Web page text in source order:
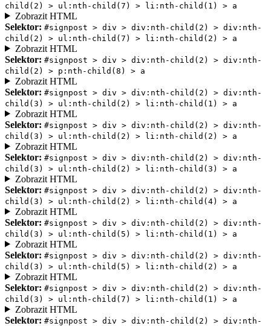
child(2) > ul:nth-child(7) > li:nth-child(1) > a
Zobrazit HTML
Selektor: #signpost > div > div:nth-child(2) > div:nth-
child(2) > ul:nth-child(7) > li:nth-child(2) > a
Zobrazit HTML
Selektor: #signpost > div > div:nth-child(2) > div:nth-
child(2) > p:nth-child(8) > a
Zobrazit HTML
Selektor: #signpost > div > div:nth-child(2) > div:nth-
child(3) > ul:nth-child(2) > li:nth-child(1) > a
Zobrazit HTML
Selektor: #signpost > div > div:nth-child(2) > div:nth-
child(3) > ul:nth-child(2) > li:nth-child(2) > a
Zobrazit HTML
Selektor: #signpost > div > div:nth-child(2) > div:nth-
child(3) > ul:nth-child(2) > li:nth-child(3) > a
Zobrazit HTML
Selektor: #signpost > div > div:nth-child(2) > div:nth-
child(3) > ul:nth-child(2) > li:nth-child(4) > a
Zobrazit HTML
Selektor: #signpost > div > div:nth-child(2) > div:nth-
child(3) > ul:nth-child(5) > li:nth-child(1) > a
Zobrazit HTML
Selektor: #signpost > div > div:nth-child(2) > div:nth-
child(3) > ul:nth-child(5) > li:nth-child(2) > a
Zobrazit HTML
Selektor: #signpost > div > div:nth-child(2) > div:nth-
child(3) > ul:nth-child(7) > li:nth-child(1) > a
Zobrazit HTML
Selektor: #signpost > div > div:nth-child(2) > div:nth-